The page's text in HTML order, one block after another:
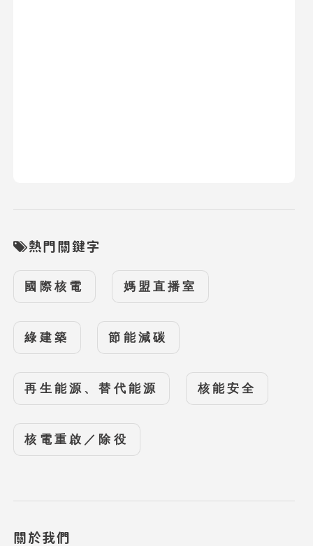
熱門關鍵字
國際核電 媽盟直播室
綠建築 節能減碳
再生能源、替代能源 核能安全
核電重啟／除役
關於我們